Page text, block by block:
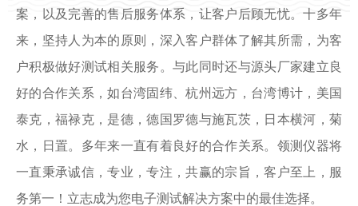
案，以及完善的售后服务体系，让客户后顾无忧。十多年
来，坚持人为本的原则，深入客户群体了解其所需，为客
户积极做好测试相关服务。与此同时还与源头厂家建立良
好的合作关系，如台湾固纬、杭州远方，台湾博计，美国
泰克，福禄克，是德，德国罗德与施瓦茨，日本横河，菊
水，日置。多年来一直有着良好的合作关系。领测仪器将
一直秉承诚信，专业，专注，共赢的宗旨，客户至上，服
务第一！立志成为您电子测试解决方案中的最佳选择。